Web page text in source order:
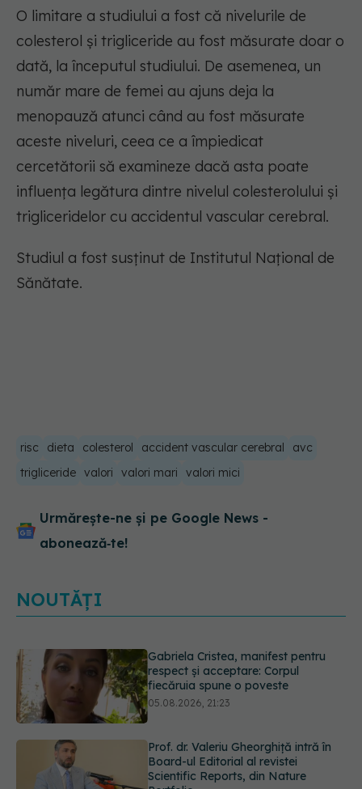
O limitare a studiului a fost că nivelurile de
colesterol și trigliceride au fost măsurate doar o
dată, la începutul studiului. De asemenea, un
număr mare de femei au ajuns deja la
menopauză atunci când au fost măsurate
aceste niveluri, ceea ce a împiedicat
cercetătorii să examineze dacă asta poate
influența legătura dintre nivelul colesterolului și
trigliceridelor cu accidentul vascular cerebral.
Studiul a fost susținut de Institutul Național de
Sănătate.
risc dieta colesterol accident vascular cerebral
avc
trigliceride valori valori mari valori mici
Urmărește-ne și pe Google News -
abonează‑te!
NOUTĂȚI
Prof. dr. Valeriu Gheorghiță intră în
Board-ul Editorial al revistei
Scientific Reports, din Nature
Portfolio
Testul de 10 minute care poate
arăta dacă ai nevoie de statine,
chiar dacă ai colesterolul normal